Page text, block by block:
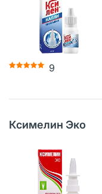
9
Ксимелин Эко